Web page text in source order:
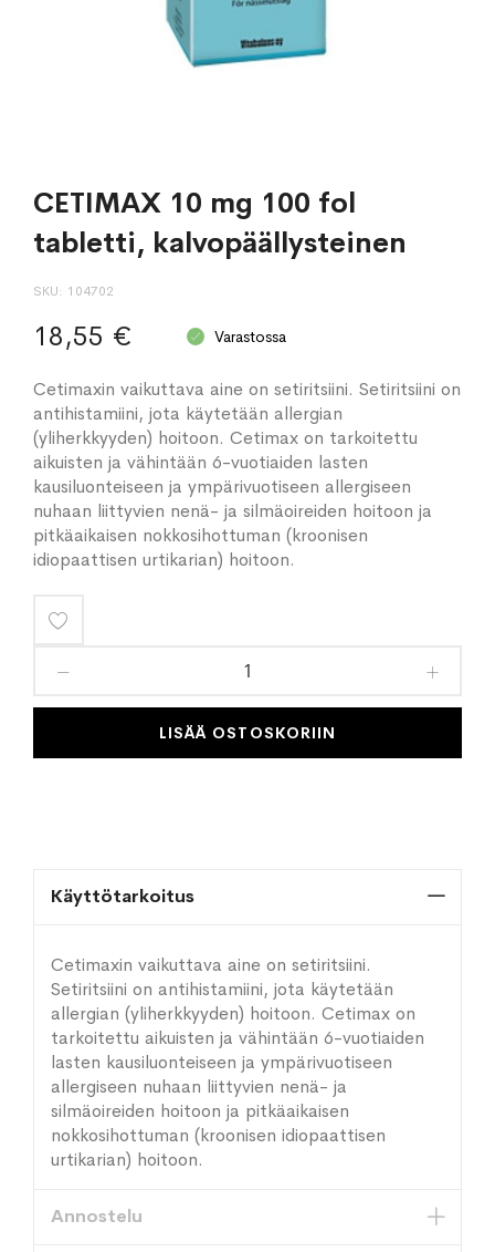
CETIMAX 10 mg 100 fol
tabletti, kalvopäällysteinen
SKU 104702
18,55 € Varastossa
Cetimaxin vaikuttava aine on setiritsiini. Setiritsiini on
antihistamiini, jota käytetään allergian
(yliherkkyyden) hoitoon. Cetimax on tarkoitettu
aikuisten ja vähintään 6-vuotiaiden lasten
kausiluonteiseen ja ympärivuotiseen allergiseen
nuhaan liittyvien nenä- ja silmäoireiden hoitoon ja
pitkäaikaisen nokkosihottuman (kroonisen
idiopaattisen urtikarian) hoitoon.
toivelistaan
LISÄÄ OSTOSKORIIN
Käyttötarkoitus
Cetimaxin vaikuttava aine on setiritsiini.
Setiritsiini on antihistamiini, jota käytetään
allergian (yliherkkyyden) hoitoon. Cetimax on
tarkoitettu aikuisten ja vähintään 6-vuotiaiden
lasten kausiluonteiseen ja ympärivuotiseen
allergiseen nuhaan liittyvien nenä- ja
silmäoireiden hoitoon ja pitkäaikaisen
nokkosihottuman (kroonisen idiopaattisen
urtikarian) hoitoon.
Annostelu